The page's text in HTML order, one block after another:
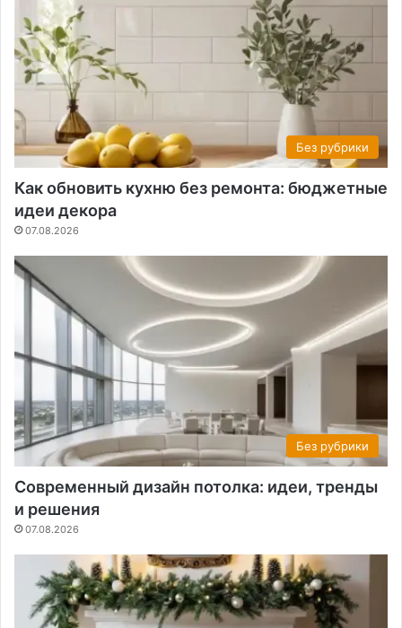
Без рубрики
Как обновить кухню без ремонта: бюджетные
идеи декора
07.08.2026
Без рубрики
Современный дизайн потолка: идеи, тренды
и решения
07.08.2026